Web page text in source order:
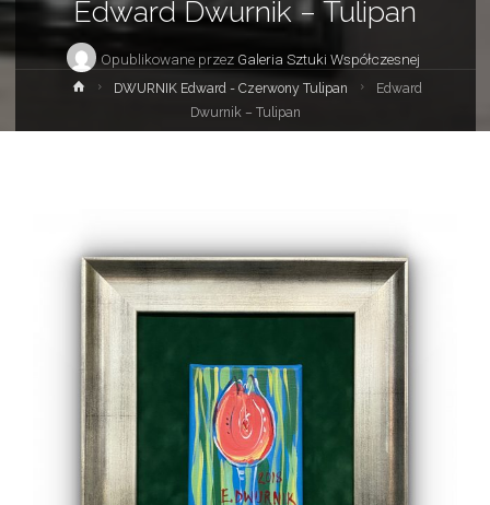
Edward Dwurnik – Tulipan
Opublikowane przez Galeria Sztuki Współczesnej
StronaDWURNIK Edward - Czerwony Tulipan
Edward
Dwurnik – Tulipan